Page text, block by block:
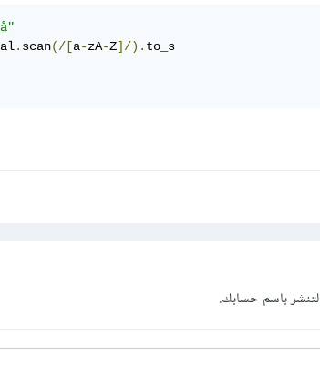
. scan(/[a-zA-Z]/). to_s
لتنشر باسم حسابك.